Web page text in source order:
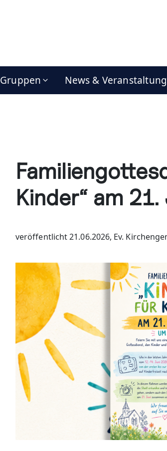
Gruppen News &
Kinder“ am
veröffentlicht 21.06.2026, Ev.